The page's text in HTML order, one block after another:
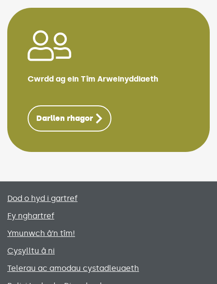
Cwrdd ag ein Tîm Arweinyddiaeth
Darllen rhagor
Primary footer menu
Dod o hyd i gartref
Fy nghartref
Ymunwch â’n tîm!
Cysylltu â ni
Telerau ac amodau cystadleuaeth